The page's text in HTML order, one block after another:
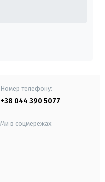
Номер телефону:
+38 044 390 5077
Ми в соцмережах: